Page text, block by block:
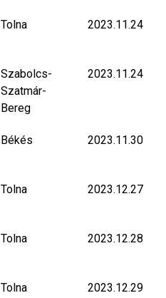
Tolna 2023.11.24
Szabolcs-
Szatmár-
Bereg
2023.11.24
Békés 2023.11.30
Tolna 2023.12.27
Tolna 2023.12.28
Tolna 2023.12.29